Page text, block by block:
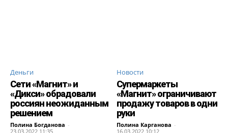
Деньги
Сети «Магнит» и
«Дикси» обрадовали
россиян неожиданным
решением
Полина Богданова -
23.03.2022 11:35
Новости
Супермаркеты
«Магнит» ограничивают
продажу товаров в одни
руки
Полина Карганова -
16.03.2022 10:12